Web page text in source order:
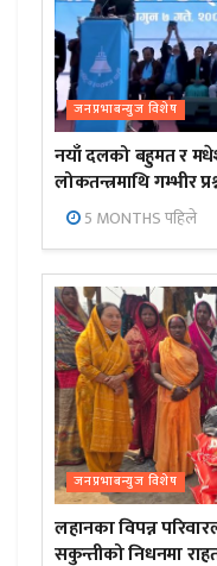
जनप्रभाबन्युज विशेष
नयाँ दलको बहुमत र
लोकतन्त्रमाथि गम्भीर
5 MONTHS पहिले
जनप्रभाबन्युज विशेष
लहानका विपन्न
सकुन्तीको निधनमा